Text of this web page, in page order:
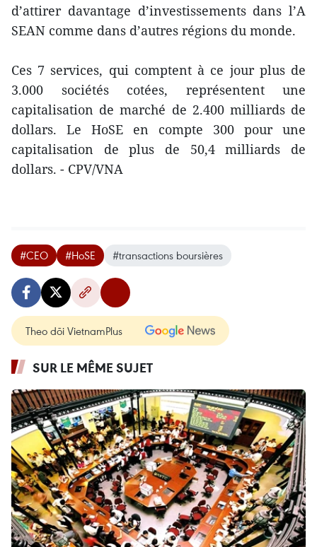
d’attirer davantage d’investissements dans l’A​
SEAN comme dans d’autres régions du monde.
Ces 7 services, qui comptent à ce jour plus de
3.000 sociétés cotées, ​représentent une
capitalisation de marché de 2.400 milliards de
dollars. Le HoSE en ​compte 300 ​pour une
capitalisation de plus de 50,4 milliards de
dollars. - CPV/VNA
#CEO #HoSE #transactions boursières
Theo dõi VietnamPlus
SUR LE MÊME SUJET